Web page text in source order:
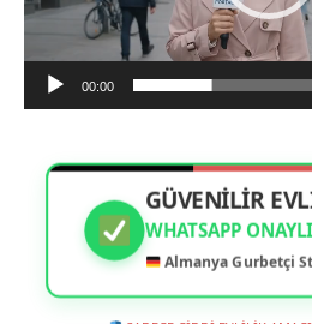
00:00
GÜVENİLİR
WHATSAPP
Almanya Gurbetçi